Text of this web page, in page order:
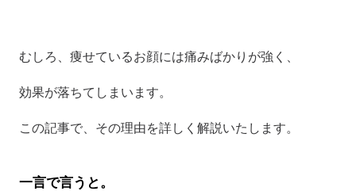
むしろ、痩せているお顔には痛みばかりが強く、
効果が落ちてしまいます。
この記事で、その理由を詳しく解説いたします。
一言で言うと。